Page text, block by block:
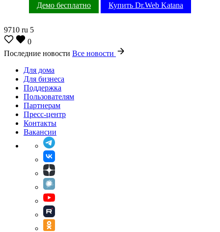
Демо бесплатно Купить Dr.Web Katana
9710 ru 5
0
Последние новости Все новости
Для дома
Для бизнеса
Поддержка
Пользователям
Партнерам
Пресс-центр
Контакты
Вакансии